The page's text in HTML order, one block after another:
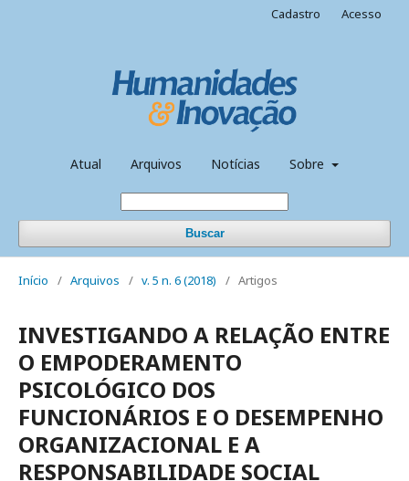
Atual Arquivos Notícias Sobre
Buscar
Cadastro Acesso
Início / Arquivos / v. 5 n. 6 (2018) / Artigos
INVESTIGANDO A RELAÇÃO ENTRE
O EMPODERAMENTO
PSICOLÓGICO DOS
FUNCIONÁRIOS E O DESEMPENHO
ORGANIZACIONAL E A
RESPONSABILIDADE SOCIAL